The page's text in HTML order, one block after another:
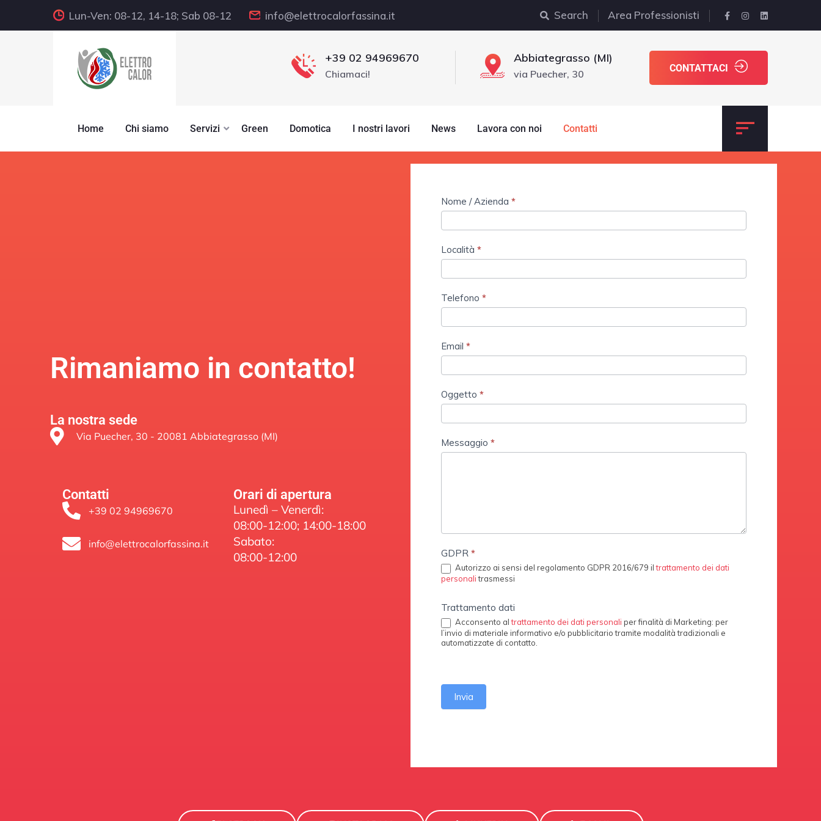
Lun-Ven: 08-12, 14-18; Sab 08-12 info@elettrocalorfassina.it Search Area Professionisti
+39 02 94969670
Chiamaci!
Abbiategrasso (MI)
via Puecher, 30 CONTATTACI
Home Chi siamo Servizi Green Domotica I nostri lavori News Lavora con noi Contatti
Rimaniamo in contatto!
La nostra sede
Via Puecher, 30 - 20081 Abbiategrasso (MI)
Contatti
+39 02 94969670
info@elettrocalorfassina.it
Orari di apertura
Lunedì – Venerdì:
08:00-12:00; 14:00-18:00
Sabato:
08:00-12:00
Contact
Us
Nome / Azienda *
Località *
Telefono *
Email *
Oggetto *
Messaggio *
GDPR *
Autorizzo ai sensi del regolamento GDPR 2016/679 iltrattamento dei dati
personalitrasmessi
Trattamento dati
Acconsento altrattamento dei dati personali per finalità di Marketing: per
l’invio di materiale informativo e/o pubblicitario tramite modalità tradizionali e
automatizzate di contatto.
Invia